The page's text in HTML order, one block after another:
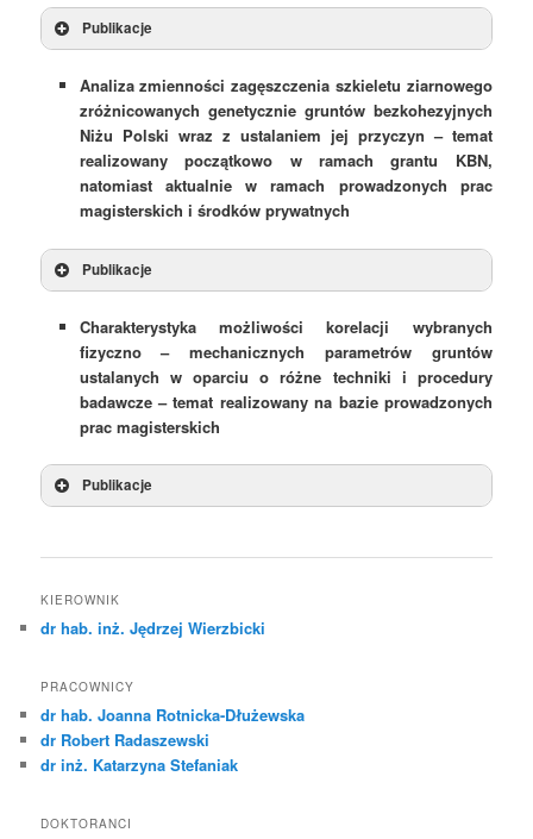
Publikacje
Analiza zmienności zagęszczenia szkieletu ziarnowego
zróżnicowanych genetycznie gruntów bezkohezyjnych
Niżu Polski wraz z ustalaniem jej przyczyn – temat
realizowany początkowo w ramach grantu KBN,
natomiast aktualnie w ramach prowadzonych prac
magisterskich i środków prywatnych
Publikacje
Charakterystyka możliwości korelacji wybranych
fizyczno – mechanicznych parametrów gruntów
ustalanych w oparciu o różne techniki i procedury
badawcze – temat realizowany na bazie prowadzonych
prac magisterskich
Publikacje
KIEROWNIK
dr hab. inż. Jędrzej Wierzbicki
PRACOWNICY
dr hab. Joanna Rotnicka-Dłużewska
dr Robert Radaszewski
dr inż. Katarzyna Stefaniak
DOKTORANCI